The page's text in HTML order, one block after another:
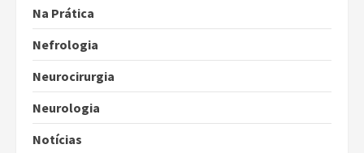
Na Prática
Nefrologia
Neurocirurgia
Neurologia
Notícias